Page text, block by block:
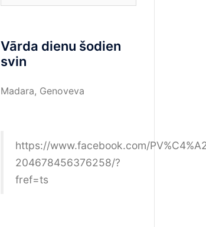
Vārda dienu šodien
svin
Madara, Genoveva
https://www.facebook.com/
204678456376258/?
fref=ts